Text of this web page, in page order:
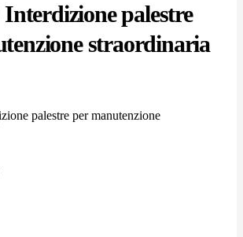
palestre
straordinaria
palestre per manutenzione